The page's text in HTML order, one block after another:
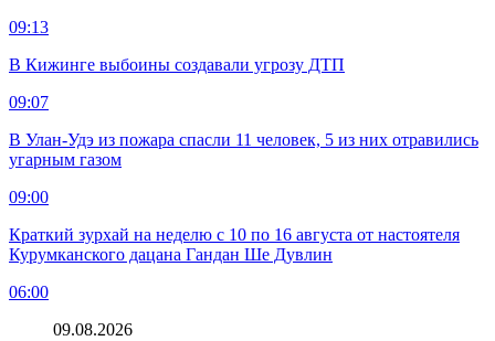
09:13
В Кижинге выбоины создавали угрозу ДТП
09:07
В Улан-Удэ из пожара спасли 11 человек, 5 из них отравились
угарным газом
09:00
Краткий зурхай на неделю с 10 по 16 августа от настоятеля
Курумканского дацана Гандан Ше Дувлин
06:00
09.08.2026